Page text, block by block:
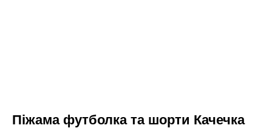
Піжама футболка та шорти Качечка